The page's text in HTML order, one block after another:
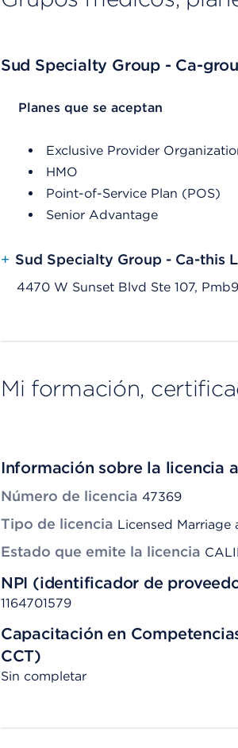
Sud Specialty Group - Ca-
List Header Planes que se aceptan
Planes que se aceptan
Exclusive Provider
HMO
Point-of-Service Plan (POS)
Senior Advantage
+ Sud Specialty Group - Ca-this
4470 W Sunset Blvd Ste 107,
Mi formación,
Información sobre la licencia
Número de licencia 47369
Tipo de licencia Licensed Marriage
Estado que emite la licencia
NPI (identificador de
1164701579
Capacitación en
CCT)
Sin completar